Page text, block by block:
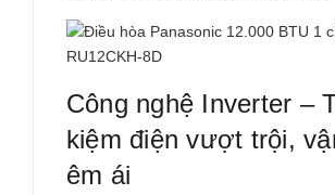
Công nghệ Inverter –
kiệm điện vượt trội,
êm ái